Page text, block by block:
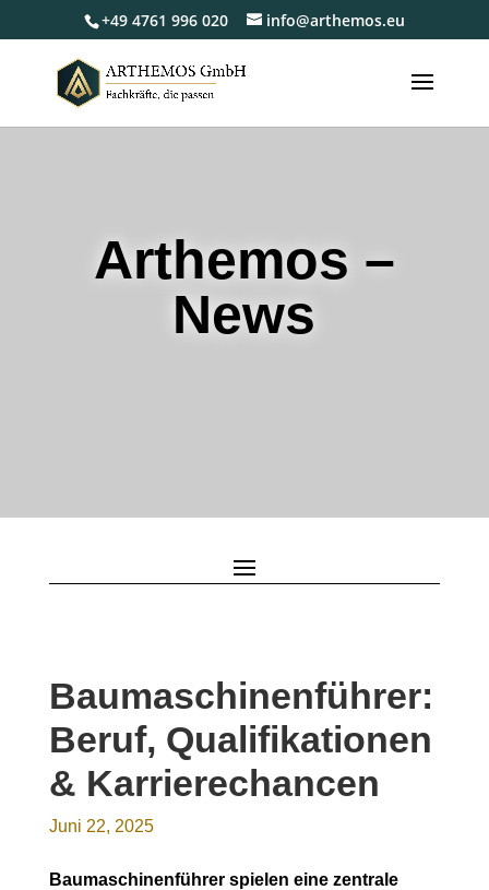
+49 4761 996 020 info@arthemos.eu
Arthemos –
News
Baumaschinenführer:
Beruf, Qualifikationen
& Karrierechancen
Juni 22, 2025
Baumaschinenführer spielen eine zentrale